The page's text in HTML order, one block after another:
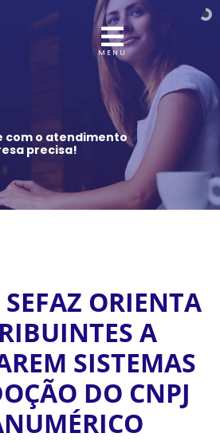
MENU
com o atendimento
precisa!
ORIENTA
A
SISTEMAS
DO CNPJ